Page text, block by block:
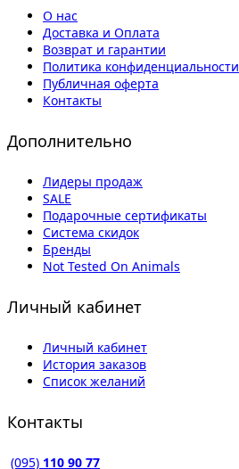
О нас
Доставка и Оплата
Возврат и гарантии
Политика конфиденциальности
Публичная оферта
Контакты
Дополнительно
Лидеры продаж
SALE
Подарочные сертификаты
Система скидок
Бренды
Not Tested On Animals
Личный кабинет
Личный кабинет
История заказов
Список желаний
Контакты
(095) 110 90 77